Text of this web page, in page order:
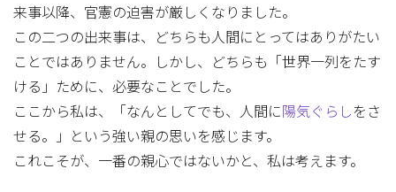
来事以降、官憲の迫害が厳しくなりました。
この二つの出来事は、どちらも人間にとってはありがたい
ことではありません。しかし、どちらも「世界一列をたす
ける」ために、必要なことでした。
ここから私は、「なんとしてでも、人間に 陽気ぐらし をさ
せる。」という強い親の思いを感じます。
これこそが、一番の親心ではないかと、私は考えます。